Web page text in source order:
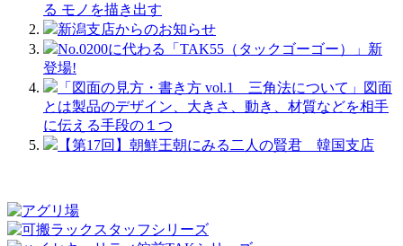
る モノを描き出す
新潟支店からのお知らせ
No.0200に代わる「TAK55（タックゴーゴー）」新
登場!
「図面の見方・書き方 vol.1 三角法について」図面
とは製品のデザイン、大きさ、動き、材質などを相手
に伝える手段の１つ
【第17回】朝鮮王朝にみる二人の賢君 韓国支店